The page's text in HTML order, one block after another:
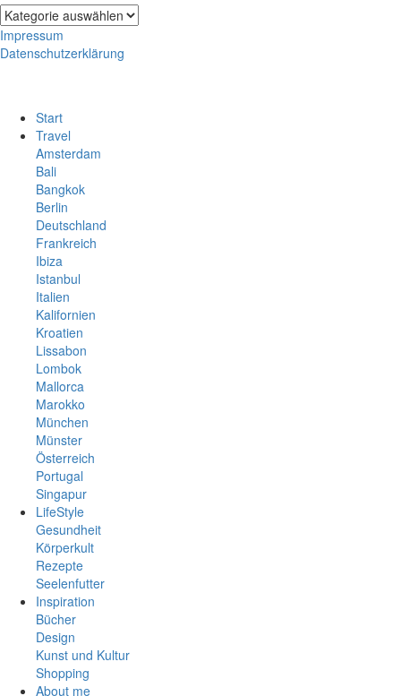
Kategorien
Impressum
Datenschutzerklärung
Start
Travel
Amsterdam
Bali
Bangkok
Berlin
Deutschland
Frankreich
Ibiza
Istanbul
Italien
Kalifornien
Kroatien
Lissabon
Lombok
Mallorca
Marokko
München
Münster
Österreich
Portugal
Singapur
Spanien
Südafrika
Thailand
Vietnam
LifeStyle
Gesundheit
Körperkult
Rezepte
Seelenfutter
Inspiration
Bücher
Design
Kunst und Kultur
Shopping
About me